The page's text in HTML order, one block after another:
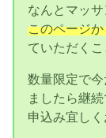
なんとマッ
このページ
ていただくこ
数量限定で
ましたら継
申込み宜し